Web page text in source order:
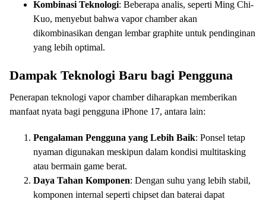
Kombinasi Teknologi: Beberapa analis, seperti Ming Chi-
Kuo, menyebut bahwa vapor chamber akan
dikombinasikan dengan lembar graphite untuk pendinginan
yang lebih optimal.
Dampak Teknologi Baru bagi Pengguna
Penerapan teknologi vapor chamber diharapkan memberikan
manfaat nyata bagi pengguna iPhone 17, antara lain:
Pengalaman Pengguna yang Lebih Baik: Ponsel tetap
nyaman digunakan meskipun dalam kondisi multitasking
atau bermain game berat.
Daya Tahan Komponen: Dengan suhu yang lebih stabil,
komponen internal seperti chipset dan baterai dapat